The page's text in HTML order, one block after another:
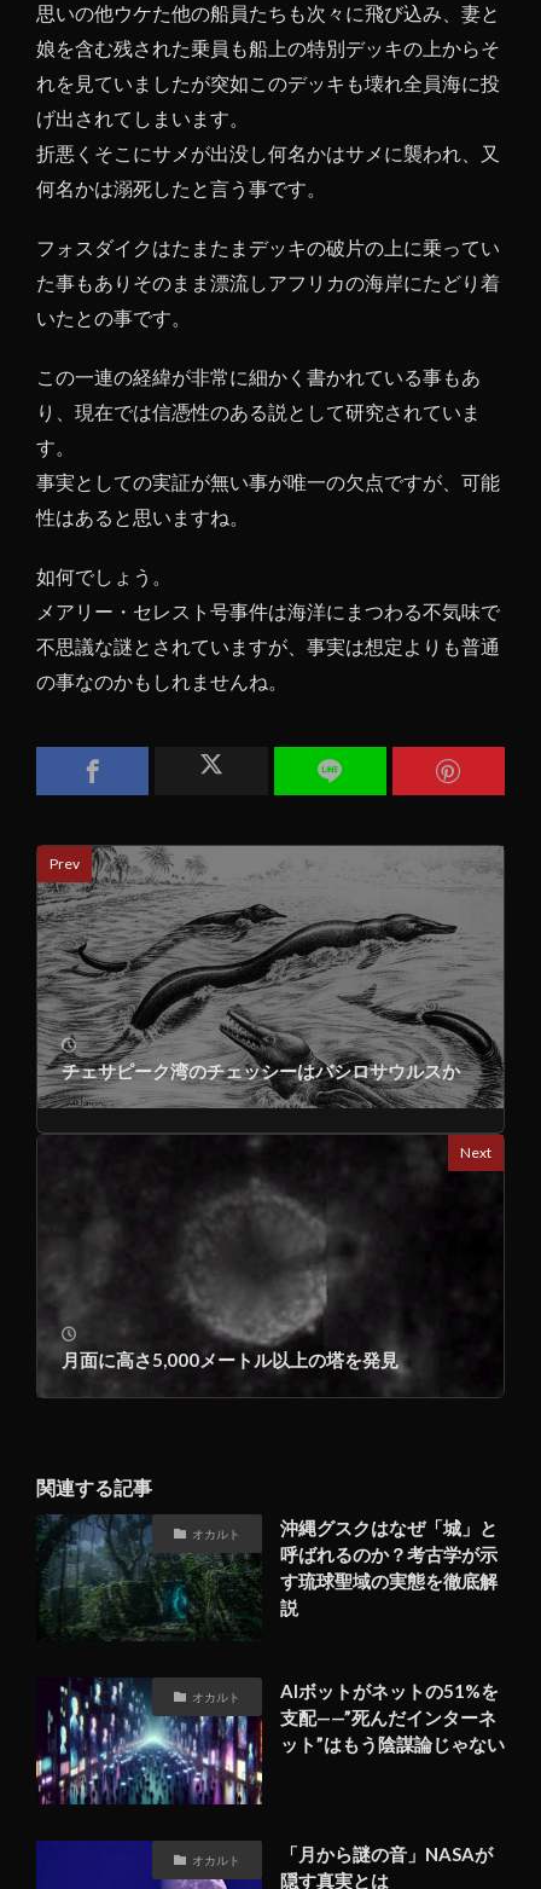
思いの他ウケた他の船員たちも次々に飛び込み、妻と
娘を含む残された乗員も船上の特別デッキの上からそ
れを見ていましたが突如このデッキも壊れ全員海に投
げ出されてしまいます。
折悪くそこにサメが出没し何名かはサメに襲われ、又
何名かは溺死したと言う事です。
フォスダイクはたまたまデッキの破片の上に乗ってい
た事もありそのまま漂流しアフリカの海岸にたどり着
いたとの事です。
この一連の経緯が非常に細かく書かれている事もあ
り、現在では信憑性のある説として研究されていま
す。
事実としての実証が無い事が唯一の欠点ですが、可能
性はあると思いますね。
如何でしょう。
メアリー・セレスト号事件は海洋にまつわる不気味で
不思議な謎とされていますが、事実は想定よりも普通
の事なのかもしれませんね。
Prev
チェサピーク湾のチェッシーはバシロサウルスか
Next
月面に高さ5,000メートル以上の塔を発見
関連する記事
オカルト
沖縄グスクはなぜ「城」と
呼ばれるのか？考古学が示
す琉球聖域の実態を徹底解
説
オカルト
AIボットがネットの51%を
支配——”死んだインターネ
ット”はもう陰謀論じゃない
オカルト
「月から謎の音」NASAが
隠す真実とは